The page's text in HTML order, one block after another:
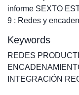
informe SEXTO
9 : Redes y
Keywords
REDES
INTEGRACIÓN